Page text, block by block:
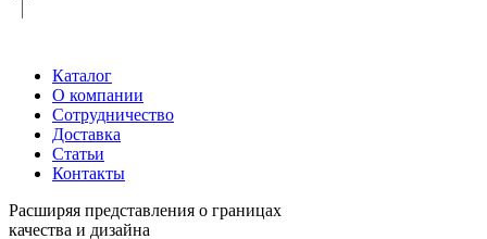
Каталог
О компании
Сотрудничество
Доставка
Статьи
Контакты
Расширяя представления о границах
качества и дизайна